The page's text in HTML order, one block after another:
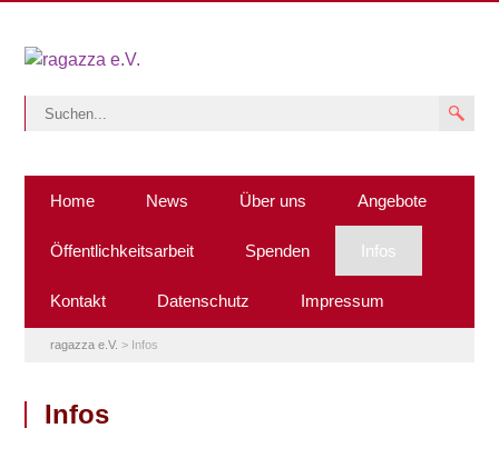
Home News Über uns Angebote
Öffentlichkeitsarbeit Spenden Infos
Kontakt Datenschutz Impressum
ragazza e.V. > Infos
Infos